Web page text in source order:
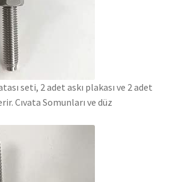
seti, 2 adet askı plakası ve 2 adet
Cıvata Somunları ve düz